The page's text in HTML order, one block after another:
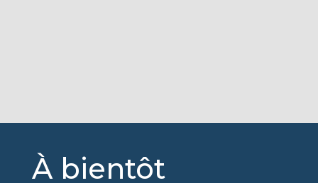
À bientôt